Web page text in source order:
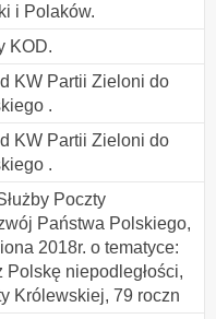
i Polaków.
KOD.
KW Partii Zieloni do
.
KW Partii Zieloni do
.
Poczty
Państwa Polskiego,
2018r. o tematyce:
niepodległości,
Królewskiej, 79 roczn